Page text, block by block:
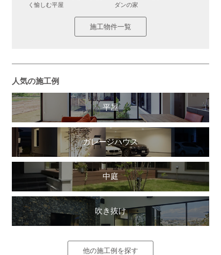
く愉しむ平屋
ダンの家
施工物件一覧
人気の施工例
平屋
ガレージハウス
中庭
吹き抜け
他の施工例を探す